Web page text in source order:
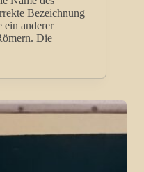
Bezeichnung
ein anderer
Die